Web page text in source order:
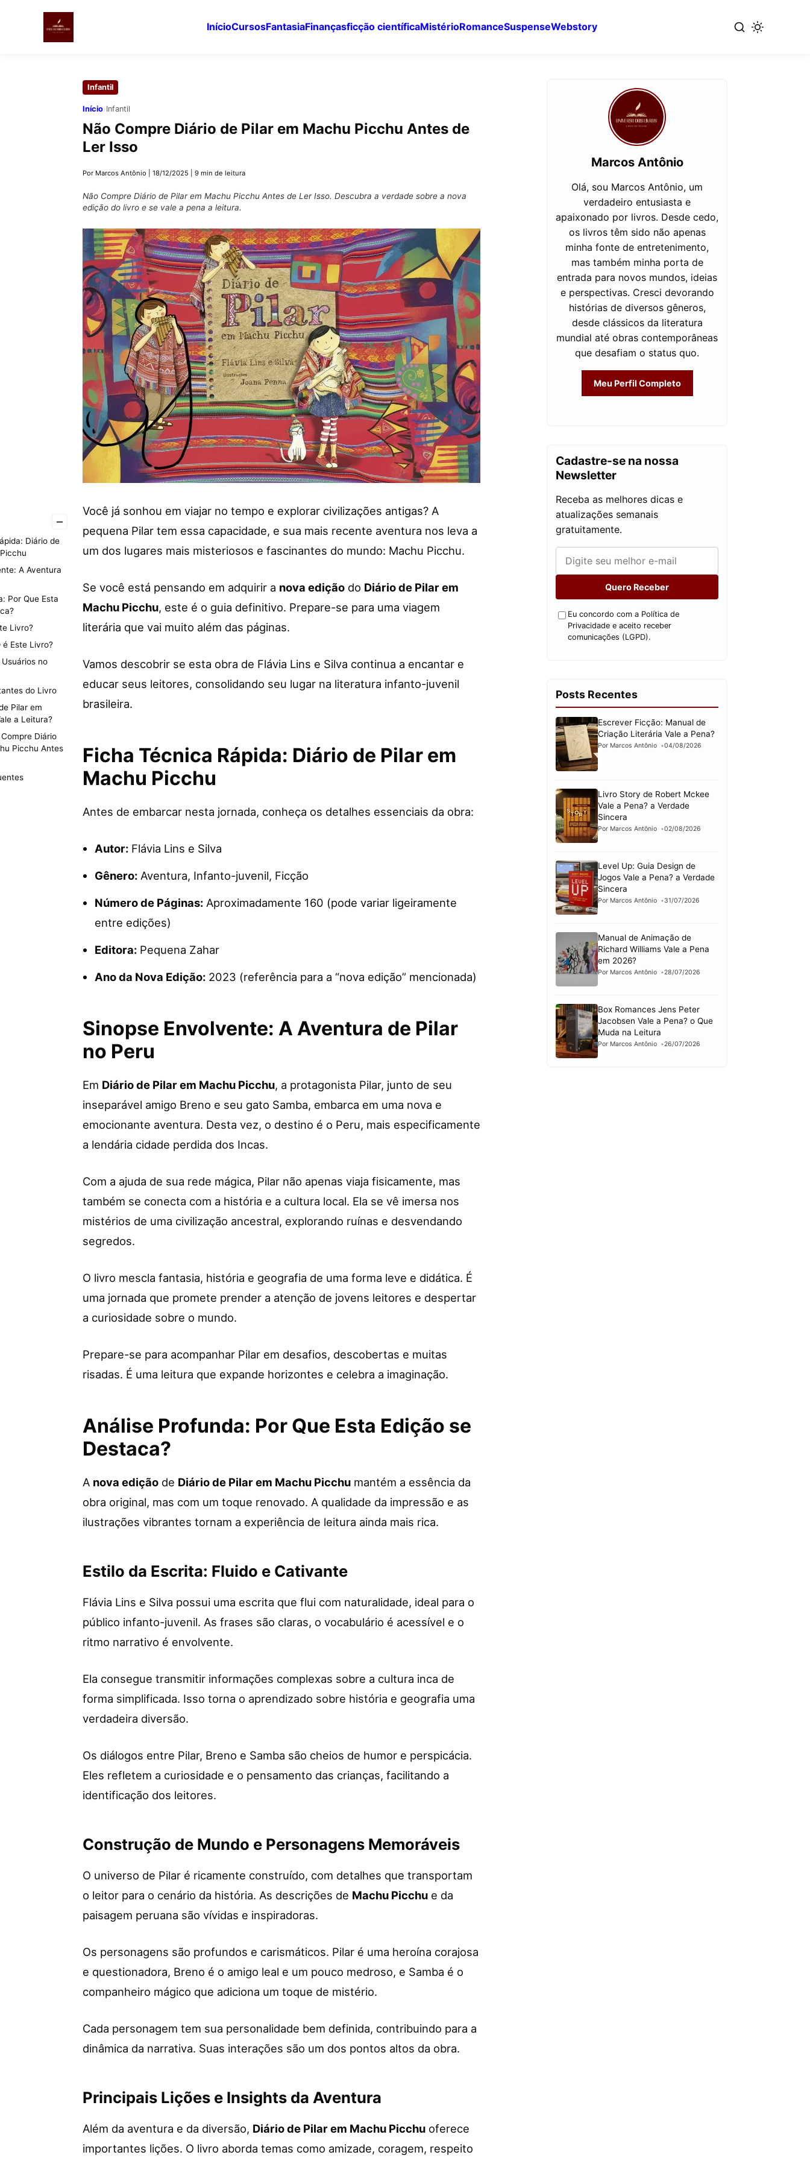
InícioCursosFantasiaFinançasficção científicaMistérioRomanceSuspenseWebstory
Infantil
Início›Infantil
Não Compre Diário de Pilar em Machu Picchu Antes de
Ler Isso
Por Marcos Antônio 18/12/2025 9 min de leitura
Não Compre Diário de Pilar em Machu Picchu Antes de Ler Isso. Descubra a verdade sobre a nova
edição do livro e se vale a pena a leitura.
–
Diário de
A Aventura
Por Que Esta
Livro?
é Este Livro?
no
do Livro
Pilar em
a Leitura?
Diário
Picchu Antes
Você já sonhou em viajar no tempo e explorar civilizações antigas? A
pequena Pilar tem essa capacidade, e sua mais recente aventura nos leva a
um dos lugares mais misteriosos e fascinantes do mundo: Machu Picchu.
Se você está pensando em adquirir a nova edição do Diário de Pilar em
Machu Picchu, este é o guia definitivo. Prepare-se para uma viagem
literária que vai muito além das páginas.
Vamos descobrir se esta obra de Flávia Lins e Silva continua a encantar e
educar seus leitores, consolidando seu lugar na literatura infanto-juvenil
brasileira.
Ficha Técnica Rápida: Diário de Pilar em
Machu Picchu
Antes de embarcar nesta jornada, conheça os detalhes essenciais da obra:
Autor: Flávia Lins e Silva
Gênero: Aventura, Infanto-juvenil, Ficção
Número de Páginas: Aproximadamente 160 (pode variar ligeiramente
entre edições)
Editora: Pequena Zahar
Ano da Nova Edição: 2023 (referência para a “nova edição” mencionada)
Sinopse Envolvente: A Aventura de Pilar
no Peru
Em Diário de Pilar em Machu Picchu, a protagonista Pilar, junto de seu
inseparável amigo Breno e seu gato Samba, embarca em uma nova e
emocionante aventura. Desta vez, o destino é o Peru, mais especificamente
a lendária cidade perdida dos Incas.
Com a ajuda de sua rede mágica, Pilar não apenas viaja fisicamente, mas
também se conecta com a história e a cultura local. Ela se vê imersa nos
mistérios de uma civilização ancestral, explorando ruínas e desvendando
segredos.
O livro mescla fantasia, história e geografia de uma forma leve e didática. É
uma jornada que promete prender a atenção de jovens leitores e despertar
a curiosidade sobre o mundo.
Prepare-se para acompanhar Pilar em desafios, descobertas e muitas
risadas. É uma leitura que expande horizontes e celebra a imaginação.
Análise Profunda: Por Que Esta Edição se
Destaca?
A nova edição de Diário de Pilar em Machu Picchu mantém a essência da
obra original, mas com um toque renovado. A qualidade da impressão e as
ilustrações vibrantes tornam a experiência de leitura ainda mais rica.
Estilo da Escrita: Fluido e Cativante
Flávia Lins e Silva possui uma escrita que flui com naturalidade, ideal para o
público infanto-juvenil. As frases são claras, o vocabulário é acessível e o
ritmo narrativo é envolvente.
Ela consegue transmitir informações complexas sobre a cultura inca de
forma simplificada. Isso torna o aprendizado sobre história e geografia uma
verdadeira diversão.
Os diálogos entre Pilar, Breno e Samba são cheios de humor e perspicácia.
Eles refletem a curiosidade e o pensamento das crianças, facilitando a
identificação dos leitores.
Construção de Mundo e Personagens Memoráveis
O universo de Pilar é ricamente construído, com detalhes que transportam
o leitor para o cenário da história. As descrições de Machu Picchu e da
paisagem peruana são vívidas e inspiradoras.
Os personagens são profundos e carismáticos. Pilar é uma heroína corajosa
e questionadora, Breno é o amigo leal e um pouco medroso, e Samba é o
companheiro mágico que adiciona um toque de mistério.
Cada personagem tem sua personalidade bem definida, contribuindo para a
dinâmica da narrativa. Suas interações são um dos pontos altos da obra.
Principais Lições e Insights da Aventura
Além da aventura e da diversão, Diário de Pilar em Machu Picchu oferece
importantes lições. O livro aborda temas como amizade, coragem, respeito
Marcos Antônio
Olá, sou Marcos Antônio, um
verdadeiro entusiasta e
apaixonado por livros. Desde cedo,
os livros têm sido não apenas
minha fonte de entretenimento,
mas também minha porta de
entrada para novos mundos, ideias
e perspectivas. Cresci devorando
histórias de diversos gêneros,
desde clássicos da literatura
mundial até obras contemporâneas
que desafiam o status quo.
Meu Perfil Completo
Cadastre-se na nossa
Newsletter
Receba as melhores dicas e
atualizações semanais
gratuitamente.
Quero Receber
Eu concordo com a Política de
Privacidade e aceito receber
comunicações (LGPD).
Posts Recentes
Escrever Ficção: Manual de
Criação Literária Vale a Pena?
Por Marcos Antônio 04/08/2026
Livro Story de Robert Mckee
Vale a Pena? a Verdade
Sincera
Por Marcos Antônio 02/08/2026
Level Up: Guia Design de
Jogos Vale a Pena? a Verdade
Sincera
Por Marcos Antônio 31/07/2026
Manual de Animação de
Richard Williams Vale a Pena
em 2026?
Por Marcos Antônio 28/07/2026
Box Romances Jens Peter
Jacobsen Vale a Pena? o Que
Muda na Leitura
Por Marcos Antônio 26/07/2026